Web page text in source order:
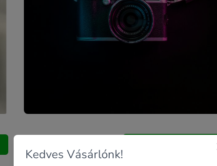
6 500 FThelyett
3 500 FT
Kedves Vásárlónk!